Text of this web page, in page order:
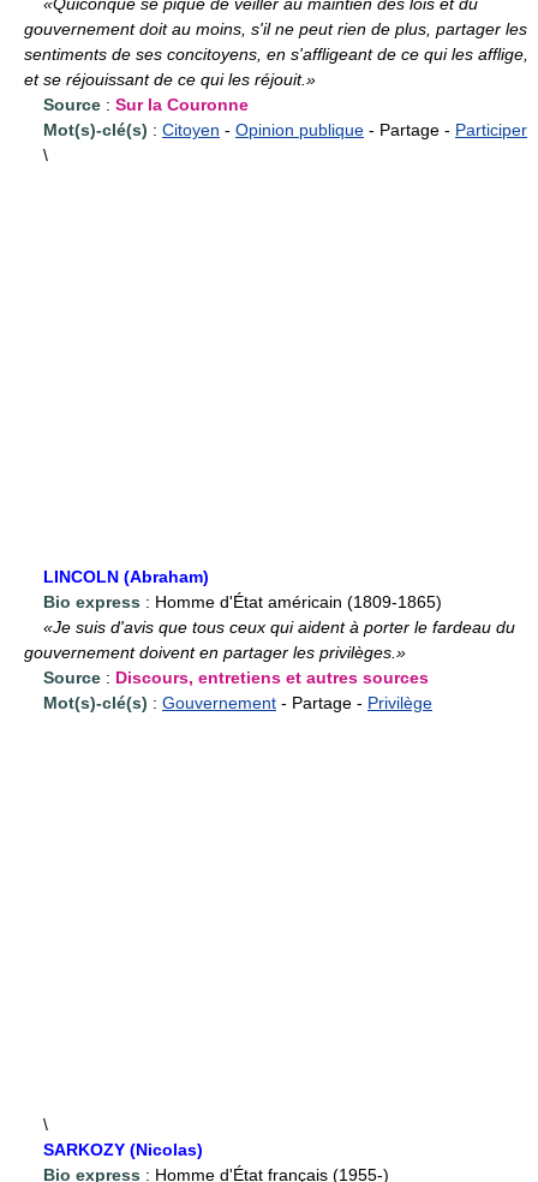
gouvernement doit au moins, s'il ne peut rien de plus, partager les
sentiments de ses concitoyens, en s'affligeant de ce qui les afflige,
et se réjouissant de ce qui les réjouit.»
Source : Sur la Couronne
Mot(s)-clé(s) : Citoyen - Opinion publique - Partage - Participer
\
LINCOLN (Abraham)
Bio express : Homme d'État américain (1809-1865)
«Je suis d'avis que tous ceux qui aident à porter le fardeau du
gouvernement doivent en partager les privilèges.»
Source : Discours, entretiens et autres sources
Mot(s)-clé(s) : Gouvernement - Partage - Privilège
\
SARKOZY (Nicolas)
Bio express : Homme d'État français (1955-)